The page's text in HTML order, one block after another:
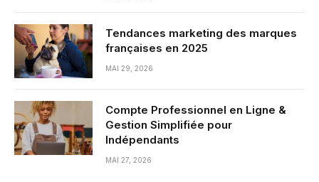
Tendances marketing des marques
françaises en 2025
MAI 29, 2026
Compte Professionnel en Ligne &
Gestion Simplifiée pour
Indépendants
MAI 27, 2026